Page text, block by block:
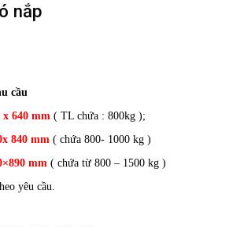
nắp
cầu
x 640 mm ( TL chứa : 800kg );
840 mm ( chứa 800- 1000 kg )
mm ( chứa từ 800 – 1500 kg )
yêu cầu.